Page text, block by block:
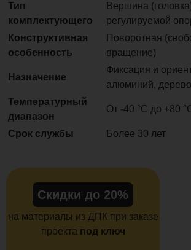
Тип
комплектующего
Вершина
регулируемой
Конструктивная
особенность
Поворотная
вращение)
Назначение
Фиксация и
алюминий,
Температурный
диапазон
От -40 °C до +80
Срок службы Более 30 лет
Скидки до 20%
на материалы из ДПК при заказе
проекта под ключ